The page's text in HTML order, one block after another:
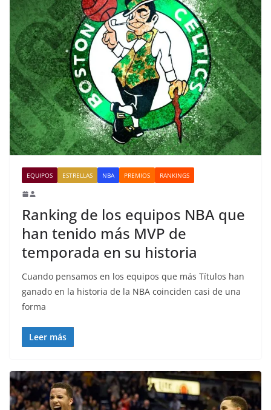
EQUIPOS ESTRELLAS NBA PREMIOS RANKINGS
Ranking de los equipos NBA que
han tenido más MVP de
temporada en su historia
Cuando pensamos en los equipos que más Títulos han
ganado en la historia de la NBA coinciden casi de una
forma
Leer más